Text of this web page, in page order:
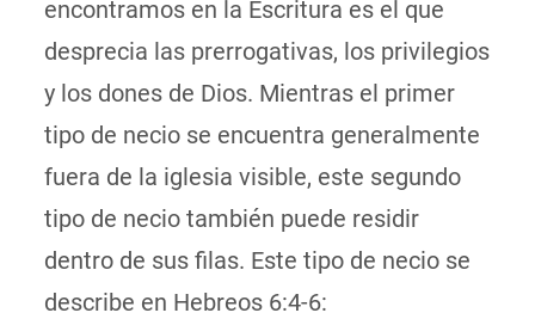
encontramos en la Escritura es el que
desprecia las prerrogativas, los privilegios
y los dones de Dios. Mientras el primer
tipo de necio se encuentra generalmente
fuera de la iglesia visible, este segundo
tipo de necio también puede residir
dentro de sus filas. Este tipo de necio se
describe en Hebreos 6:4-6: